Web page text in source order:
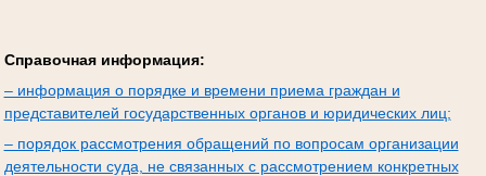
Справочная информация:
– информация о порядке и времени приема граждан и
представителей государственных органов и юридических лиц;
– порядок рассмотрения обращений по вопросам организации
деятельности суда, не связанных с рассмотрением конкретных